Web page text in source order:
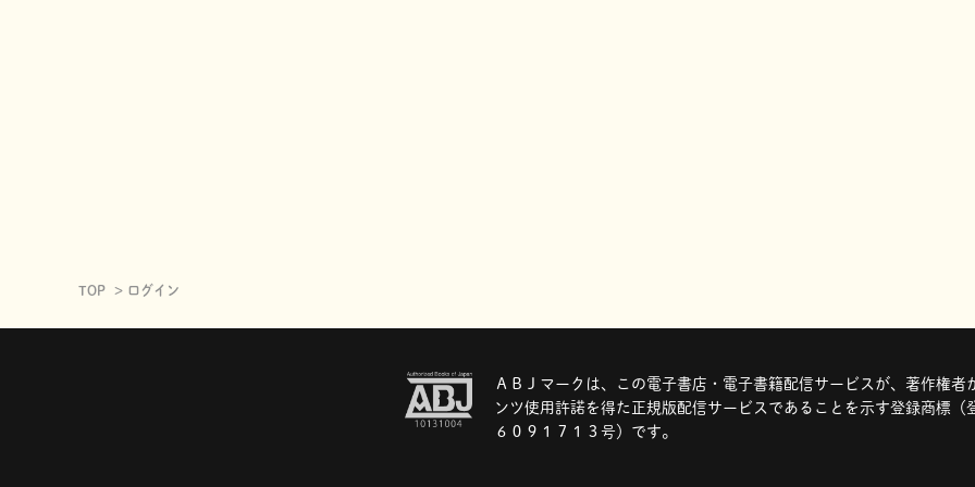
TOP ログイン
ＡＢＪマークは、この電子書店・電子書籍配信サービスが、著作権者
ンツ使用許諾を得た正規版配信サービスであることを示す登録商標（
６０９１７１３号）です。